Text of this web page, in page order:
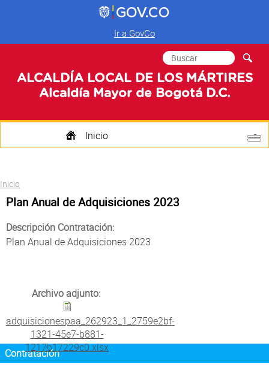
Ir a GovCo
ALCALDÍA LOCAL DE LOS MÁRTIRES
Alcaldía Mayor de Bogotá D.C.
Formulario de
búsqueda
Buscar
Inicio
Participa
Usted está aquí
Inicio
Plan Anual de Adquisiciones 2023
Descripción Contratación:
Plan Anual de Adquisiciones 2023
Archivo adjunto:
adquisicionespaa_262923_1_2759e2bf-
1321-45e7-b881-
1217b17229c0.xlsx
Contratación